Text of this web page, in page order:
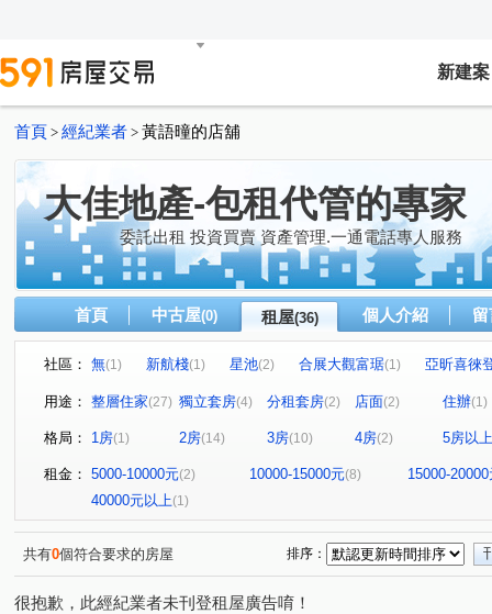
新建案
首頁 > 經紀業者 > 黃語曈的店舖
大佳地產-包租代管的專家
委託出租 投資買賣 資產管理.一通電話專人服務
首頁 中古屋(0) 租屋(36) 個人介紹
社區： 無(1) 新航棧(1) 星池(2) 合展大觀富琚(1)
亞昕喜徠
無 (1) 和境寓見 (2) 三本四季 (1) 大來賞
桃園第一
桃園第一廣場二期商業大樓 (1) 竹城富士(1) 達曜輕鬆GO
雙享樓(1) 昭揚君喆 佳展好市佳(1) 傳佳謙里(1)
興業馬可波羅(1)
六合一街(1) 高鐵北路一段(1) 自立一街(1) 仁德街(1)
莊敬三街(2) 美和路(1) 青田街(1)
富國
中正路(1) 楊湖路四段(1) 中正一路(1) 日光路(1)
永
中興街(1) 中埔二街(1) 文化路
用途： 整層住家(27) 獨立套房(4) 分租套房(2) 店面(2) 住辦(1)
格局： 1房(1) 2房(14) 3房(10) 4房(2) 5房以上
租金： 5000-10000元(2) 10000-15000元(8)
15000-20000
40000元以上(1)
共有0個符合要求的房屋 排序：
很抱歉，此經紀業者未刊登租屋廣告唷！